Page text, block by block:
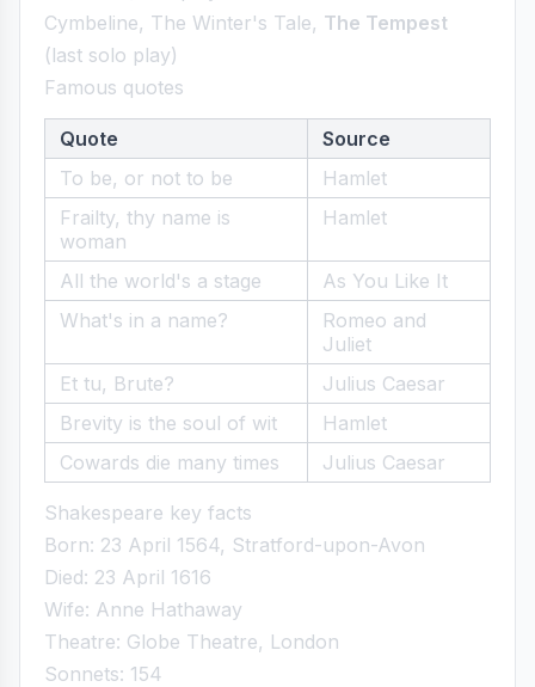
Cymbeline, The Winter's Tale, The Tempest
(last solo play)
Famous quotes
Quote
Source
To be, or not to be
Hamlet
Frailty, thy name is
woman
Hamlet
All the world's a stage
As You Like It
What's in a name?
Romeo and
Juliet
Et tu, Brute?
Julius Caesar
Brevity is the soul of wit
Hamlet
Cowards die many times
Julius Caesar
Shakespeare key facts
Born: 23 April 1564, Stratford-upon-Avon
Died: 23 April 1616
Wife: Anne Hathaway
Theatre: Globe Theatre, London
Sonnets: 154